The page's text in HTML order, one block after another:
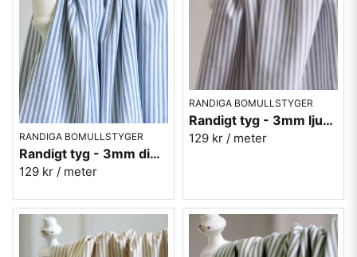
RANDIGA BOMULLSTYGER
Randigt tyg - 3mm dimmigt blå
129 kr / meter
RANDIGA BOMULLSTYGER
Randigt tyg - 3mm ljus grå
129 kr / meter